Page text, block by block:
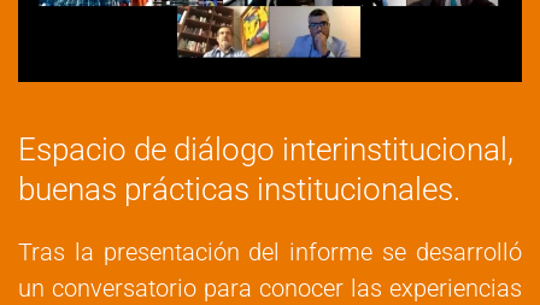
Espacio de diálogo interinstitucional,
buenas prácticas institucionales.
Tras la presentación del informe se desarrolló
un conversatorio para conocer las experiencias